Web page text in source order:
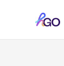
inhoud